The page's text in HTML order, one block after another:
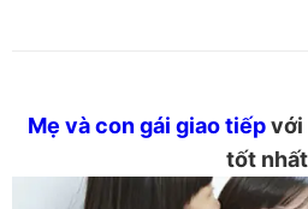
Mẹ và con gái giao tiếpvới
tốt